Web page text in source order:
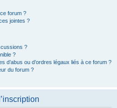
forum ?
jointes ?
?
?
d’abus ou d’ordres légaux liés à ce forum ?
du forum ?